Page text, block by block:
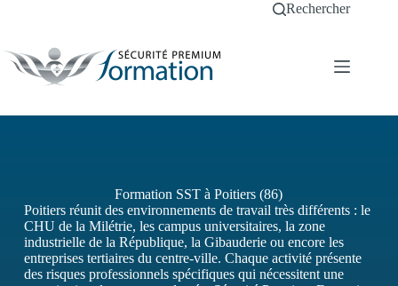
Rechercher
Formation SST à Poitiers (86)
Poitiers réunit des environnements de travail très différents : le
CHU de la Milétrie, les campus universitaires, la zone
industrielle de la République, la Gibauderie ou encore les
entreprises tertiaires du centre-ville. Chaque activité présente
des risques professionnels spécifiques qui nécessitent une